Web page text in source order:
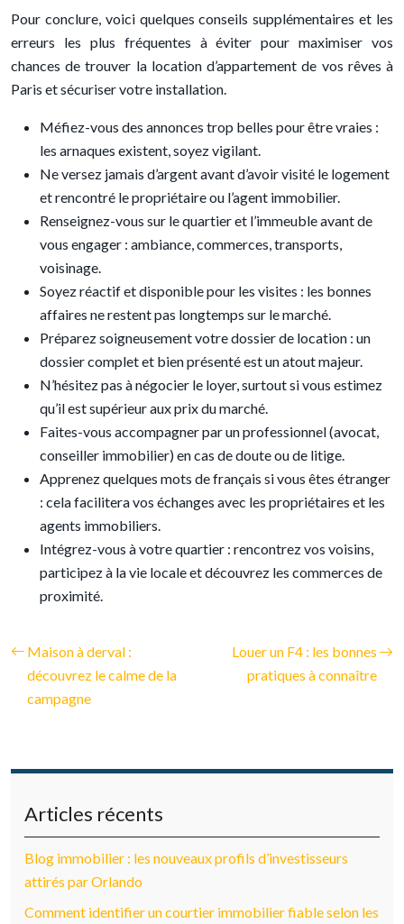
Pour conclure, voici quelques conseils supplémentaires et les
erreurs les plus fréquentes à éviter pour maximiser vos
chances de trouver la location d’appartement de vos rêves à
Paris et sécuriser votre installation.
Méfiez-vous des annonces trop belles pour être vraies :
les arnaques existent, soyez vigilant.
Ne versez jamais d’argent avant d’avoir visité le logement
et rencontré le propriétaire ou l’agent immobilier.
Renseignez-vous sur le quartier et l’immeuble avant de
vous engager : ambiance, commerces, transports,
voisinage.
Soyez réactif et disponible pour les visites : les bonnes
affaires ne restent pas longtemps sur le marché.
Préparez soigneusement votre dossier de location : un
dossier complet et bien présenté est un atout majeur.
N’hésitez pas à négocier le loyer, surtout si vous estimez
qu’il est supérieur aux prix du marché.
Faites-vous accompagner par un professionnel (avocat,
conseiller immobilier) en cas de doute ou de litige.
Apprenez quelques mots de français si vous êtes étranger
: cela facilitera vos échanges avec les propriétaires et les
agents immobiliers.
Intégrez-vous à votre quartier : rencontrez vos voisins,
participez à la vie locale et découvrez les commerces de
proximité.
Maison à derval :
découvrez le calme de la
campagne
Louer un F4 : les bonnes
pratiques à connaître
Articles récents
Blog immobilier : les nouveaux profils d’investisseurs
attirés par Orlando
Comment identifier un courtier immobilier fiable selon les